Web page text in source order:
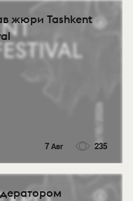
жюри Tashkent
7 Авг 235